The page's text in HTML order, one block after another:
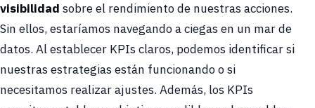
visibilidad sobre el rendimiento de nuestras acciones.
Sin ellos, estaríamos navegando a ciegas en un mar de
datos. Al establecer KPIs claros, podemos identificar si
nuestras estrategias están funcionando o si
necesitamos realizar ajustes. Además, los KPIs